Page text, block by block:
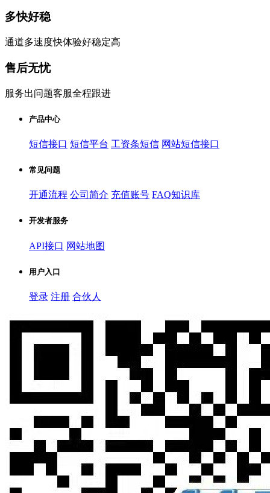
多快好稳
通道多速度快体验好稳定高
售后无忧
服务出问题客服全程跟进
产品中心
短信接口 短信平台 工资条短信 网站短信接口
常见问题
开通流程 公司简介 充值账号 FAQ知识库
开发者服务
API接口 网站地图
用户入口
登录 注册 合伙人